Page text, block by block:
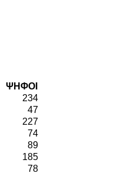
ΨΗΦΟΙ
234
47
227
74
89
185
78